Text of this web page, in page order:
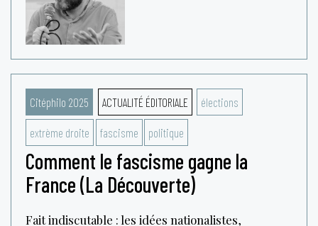
Citéphilo 2025 ACTUALITÉ ÉDITORIALE élections
extrème droite fascisme politique
Comment le fascisme gagne la
France (La Découverte)
Fait indiscutable : les idées nationalistes,